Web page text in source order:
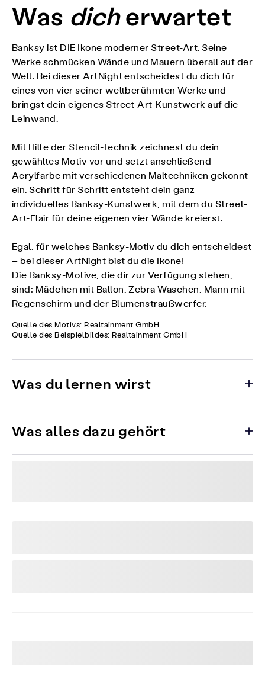
Was dicherwartet
Banksy ist DIE Ikone moderner Street-Art. Seine
Werke schmücken Wände und Mauern überall auf der
Welt. Bei dieser ArtNight entscheidest du dich für
eines von vier seiner weltberühmten Werke und
bringst dein eigenes Street-Art-Kunstwerk auf die
Leinwand.
Mit Hilfe der Stencil-Technik zeichnest du dein
gewähltes Motiv vor und setzt anschließend
Acrylfarbe mit verschiedenen Maltechniken gekonnt
ein. Schritt für Schritt entsteht dein ganz
individuelles Banksy-Kunstwerk, mit dem du Street-
Art-Flair für deine eigenen vier Wände kreierst.
Egal, für welches Banksy-Motiv du dich entscheidest
– bei dieser ArtNight bist du die Ikone!
Die Banksy-Motive, die dir zur Verfügung stehen,
sind: Mädchen mit Ballon, Zebra Waschen, Mann mit
Regenschirm und der Blumenstraußwerfer.
Quelle des Motivs: Realtainment GmbH
Quelle des Beispielbildes: Realtainment GmbH
Was du lernen wirst
Was alles dazu gehört